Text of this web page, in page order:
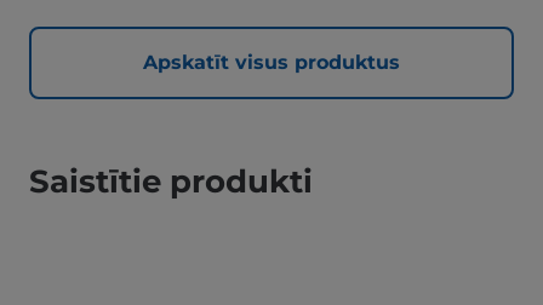
Apskatīt visus produktus
Saistītie produkti